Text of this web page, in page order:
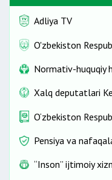
Adliya TV
O'zbekiston
Normativ-huquqiy
Xalq deputatlari
O‘zbekiston
Pensiya va
“Inson” ijtimoiy